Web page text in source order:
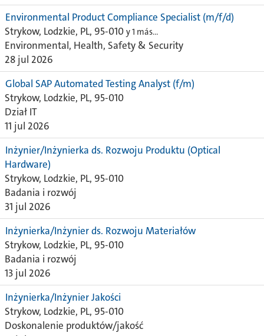
Environmental Product Compliance Specialist (m/f/d)
Strykow, Lodzkie, PL, 95-010 y 1 más…
Environmental, Health, Safety & Security
28 jul 2026
Global SAP Automated Testing Analyst (f/m)
Strykow, Lodzkie, PL, 95-010
Dział IT
11 jul 2026
Inżynier/Inżynierka ds. Rozwoju Produktu (Optical
Hardware)
Strykow, Lodzkie, PL, 95-010
Badania i rozwój
31 jul 2026
Inżynierka/Inżynier ds. Rozwoju Materiałów
Strykow, Lodzkie, PL, 95-010
Badania i rozwój
13 jul 2026
Inżynierka/Inżynier Jakości
Strykow, Lodzkie, PL, 95-010
Doskonalenie produktów/jakość